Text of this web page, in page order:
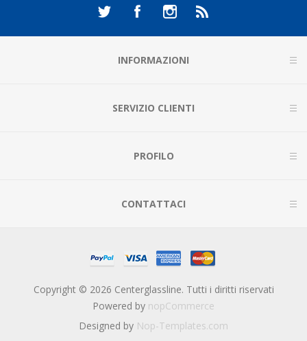
INFORMAZIONI
SERVIZIO CLIENTI
PROFILO
CONTATTACI
Copyright © 2026 Centerglassline. Tutti i diritti riservati
Powered by nopCommerce
Designed by Nop-Templates.com